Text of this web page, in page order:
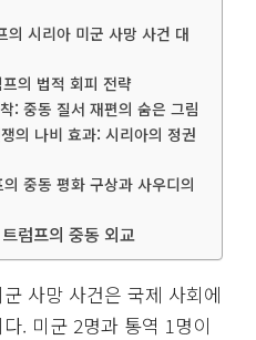
의 시리아 미군 사망 사건 대
프의 법적 회피 전략
: 중동 질서 재편의 숨은 그림
의 나비 효과: 시리아의 정권
중동 평화 구상과 사우디의
럼프의 중동 외교
사망 사건은 국제 사회에
. 미군 2명과 통역 1명이